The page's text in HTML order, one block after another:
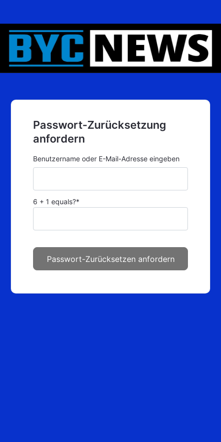
Passwort-Zurücksetzung
anfordern
Benutzername oder E-Mail-Adresse eingeben
6 + 1 equals?*